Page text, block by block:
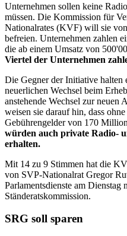
Unternehmen sollen keine
müssen. Die Kommission für
Nationalrates (KVF) will sie
befreien. Unternehmen zahlen
die ab einem Umsatz von
Viertel der Unternehmen
Die Gegner der Initiative halten
neuerlichen Wechsel beim
anstehende Wechsel zur neuen
weisen sie darauf hin, dass
Gebührengelder von 170
würden auch private Radio-
erhalten.
Mit 14 zu 9 Stimmen hat die
von SVP-Nationalrat Gregor
Parlamentsdienste am
Ständeratskommission.
SRG soll sparen